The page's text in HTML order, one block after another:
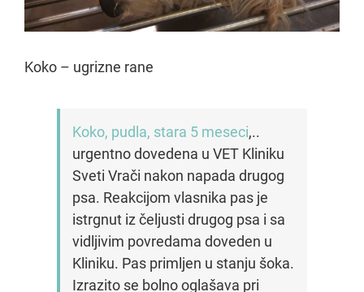
Koko – ugrizne rane
Koko, pudla, stara 5 meseci,..
urgentno dovedena u VET Kliniku
Sveti Vrači nakon napada drugog
psa. Reakcijom vlasnika pas je
istrgnut iz čeljusti drugog psa i sa
vidljivim povredama doveden u
Kliniku. Pas primljen u stanju šoka.
Izrazito se bolno oglašava pri